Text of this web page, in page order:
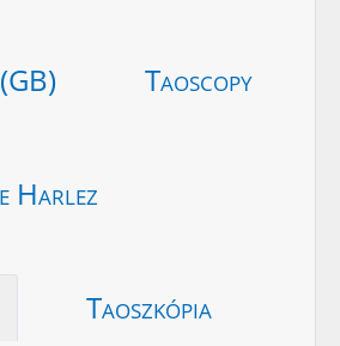
Taoscopy
Harlez
Taoszkópia